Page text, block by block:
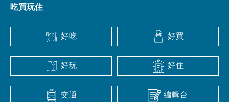
吃買玩住
好吃 好買
好玩 好住
交通 編輯台